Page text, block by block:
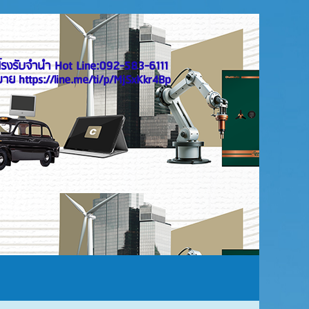
ซฟ Chubbsafes ทุกรุ่น
จำนำ Hot Line:092-583-6111
line.me/ti/p/MjSxKkr4Bp